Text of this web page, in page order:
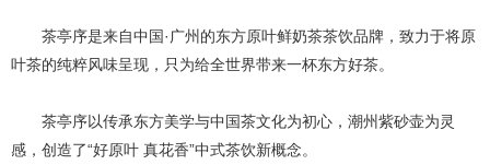
茶亭序是来自中国·广州的东方原叶鲜奶茶茶饮品牌，致力于将原
叶茶的纯粹风味呈现，只为给全世界带来一杯东方好茶。
茶亭序以传承东方美学与中国茶文化为初心，潮州紫砂壶为灵
感，创造了“好原叶 真花香”中式茶饮新概念。